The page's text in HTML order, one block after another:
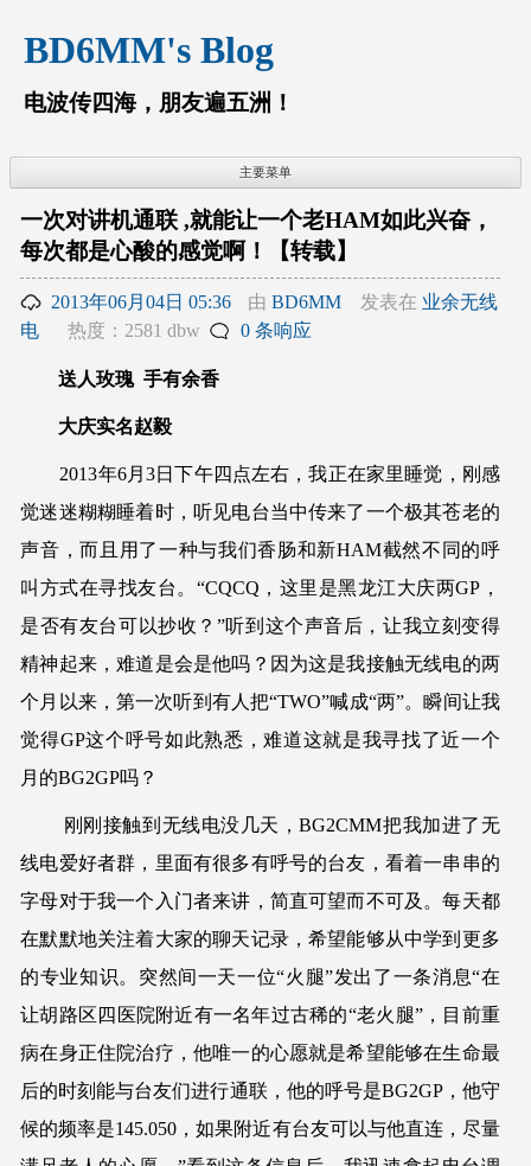
BD6MM's Blog
电波传四海，朋友遍五洲！
主要菜单
一次对讲机通联 ,就能让一个老HAM如此兴奋，
每次都是心酸的感觉啊！【转载】
2013年06月04日 05:36 由 BD6MM 发表在 业余无线
电
热度：2581 dbw 0 条响应
送人玫瑰 手有余香
大庆实名赵毅
2013年6月3日下午四点左右，我正在家里睡觉，刚感
觉迷迷糊糊睡着时，听见电台当中传来了一个极其苍老的
声音，而且用了一种与我们香肠和新HAM截然不同的呼
叫方式在寻找友台。“CQCQ，这里是黑龙江大庆两GP，
是否有友台可以抄收？”听到这个声音后，让我立刻变得
精神起来，难道是会是他吗？因为这是我接触无线电的两
个月以来，第一次听到有人把“TWO”喊成“两”。瞬间让我
觉得GP这个呼号如此熟悉，难道这就是我寻找了近一个
月的BG2GP吗？
刚刚接触到无线电没几天，BG2CMM把我加进了无
线电爱好者群，里面有很多有呼号的台友，看着一串串的
字母对于我一个入门者来讲，简直可望而不可及。每天都
在默默地关注着大家的聊天记录，希望能够从中学到更多
的专业知识。突然间一天一位“火腿”发出了一条消息“在
让胡路区四医院附近有一名年过古稀的“老火腿”，目前重
病在身正住院治疗，他唯一的心愿就是希望能够在生命最
后的时刻能与台友们进行通联，他的呼号是BG2GP，他守
候的频率是145.050，如果附近有台友可以与他直连，尽量